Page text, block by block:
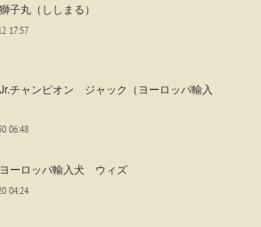
丸（ししまる）
17:57
チャンピオン ジャック（ヨーロッパ輸入
06:48
ーロッパ輸入犬 ウィズ
04:24